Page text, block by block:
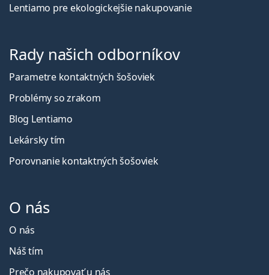
Lentiamo pre ekologickejšie nakupovanie
Rady našich odborníkov
Parametre kontaktných šošoviek
Problémy so zrakom
Blog Lentiamo
Lekársky tím
Porovnanie kontaktných šošoviek
O nás
O nás
Náš tím
Prečo nakupovať u nás